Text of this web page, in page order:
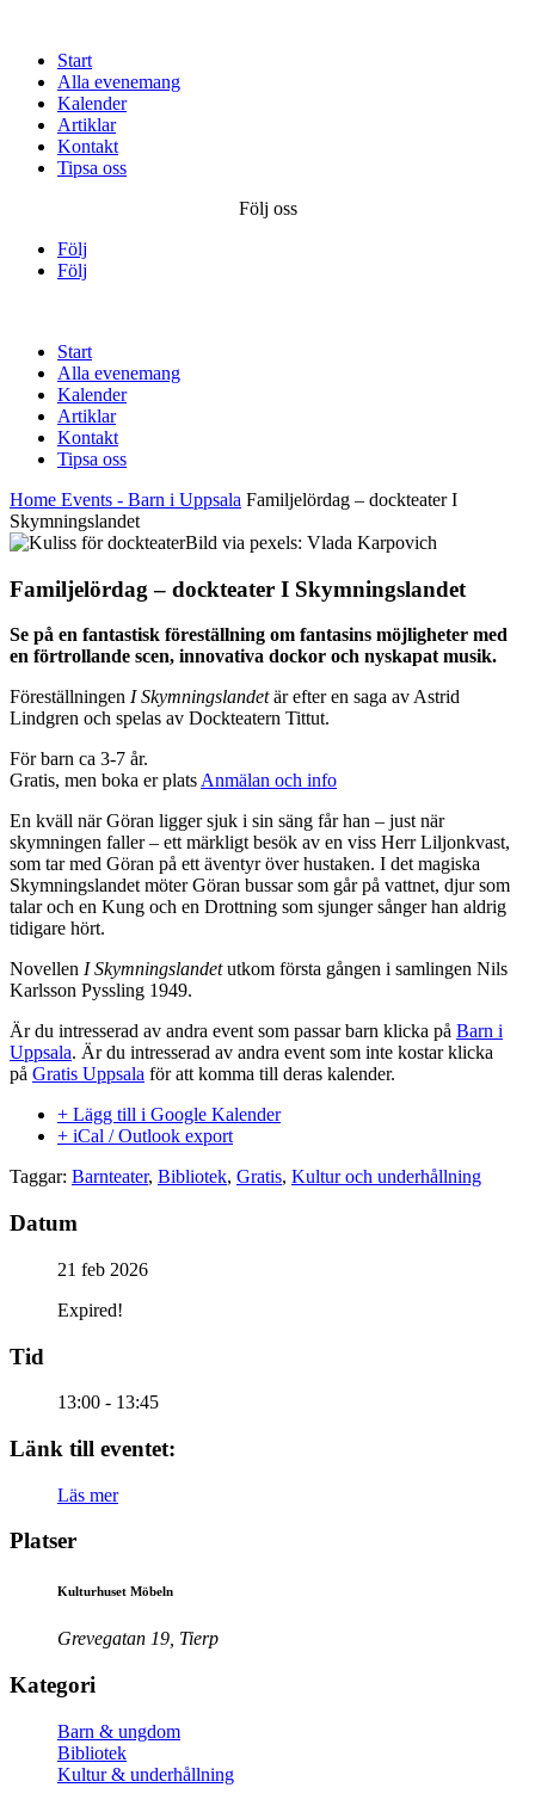
Start
Alla evenemang
Kalender
Artiklar
Kontakt
Tipsa oss
Följ oss
Följ
Följ
Start
Alla evenemang
Kalender
Artiklar
Kontakt
Tipsa oss
Home Events - Barn i Uppsala Familjelördag – dockteater I
Skymningslandet
Bild via pexels: Vlada Karpovich
Familjelördag – dockteater I Skymningslandet
Se på en fantastisk föreställning om fantasins möjligheter med
en förtrollande scen, innovativa dockor och nyskapat musik.
Föreställningen I Skymningslandetär efter en saga av Astrid
Lindgren och spelas av Dockteatern Tittut.
För barn ca 3-7 år.
Gratis, men boka er platsAnmälan och info
En kväll när Göran ligger sjuk i sin säng får han – just när
skymningen faller – ett märkligt besök av en viss Herr Liljonkvast,
som tar med Göran på ett äventyr över hustaken. I det magiska
Skymningslandet möter Göran bussar som går på vattnet, djur som
talar och en Kung och en Drottning som sjunger sånger han aldrig
tidigare hört.
Novellen I Skymningslandetutkom första gången i samlingen Nils
Karlsson Pyssling 1949.
Är du intresserad av andra event som passar barn klicka på Barn i
Uppsala. Är du intresserad av andra event som inte kostar klicka
på Gratis Uppsala för att komma till deras kalender.
+ Lägg till i Google Kalender
+ iCal / Outlook export
Taggar: Barnteater, Bibliotek, Gratis, Kultur och underhållning
Datum
21 feb 2026
Expired!
Tid
13:00 - 13:45
Länk till eventet:
Läs mer
Platser
Kulturhuset Möbeln
Grevegatan 19, Tierp
Kategori
Barn & ungdom
Bibliotek
Kultur & underhållning